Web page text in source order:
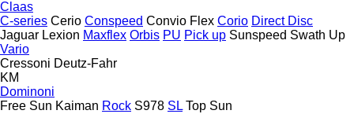
Claas
C-series Cerio Conspeed Convio Flex Corio Direct Disc
Jaguar Lexion Maxflex Orbis PU Pick up Sunspeed Swath Up
Vario
Cressoni Deutz-Fahr
KM
Dominoni
Free Sun Kaiman Rock S978 SL Top Sun